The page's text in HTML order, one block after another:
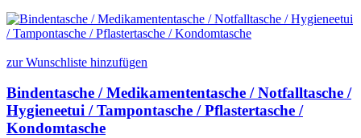
zur Wunschliste hinzufügen
Bindentasche / Medikamententasche / Notfalltasche /
Hygieneetui / Tampontasche / Pflastertasche /
Kondomtasche